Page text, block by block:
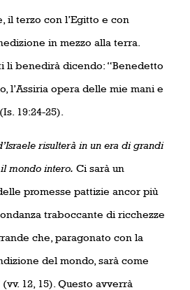
il terzo con l’Egitto e con
in mezzo alla terra.
li benedirà dicendo: “Benedetto
l’Assiria opera delle mie mani e
19:24-25).
risulterà in un era di grandi
mondo intero. Ci sarà un
promesse pattizie ancor più
traboccante di ricchezze
che, paragonato con la
del mondo, sarà come
12, 15). Questo avverrà